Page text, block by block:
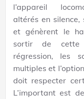
l’appareil
altérés en silence,
et génèrent le
sortir de cette
régression, les
multiples et
doit respecter
L’important est